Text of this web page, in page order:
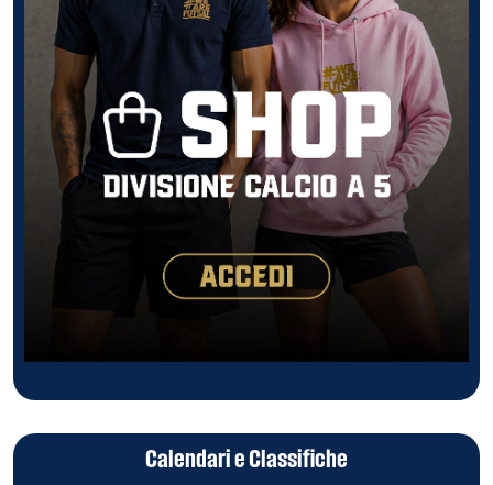
Calendari e Classifiche